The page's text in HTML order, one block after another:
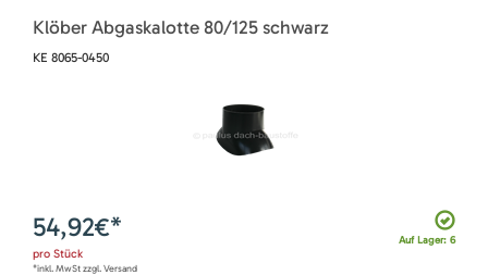
Klöber Abgaskalotte 80/125 schwarz
KE 8065-0450
Auf Lager: 6
54,92€*
pro Stück
*inkl. MwSt zzgl. Versand